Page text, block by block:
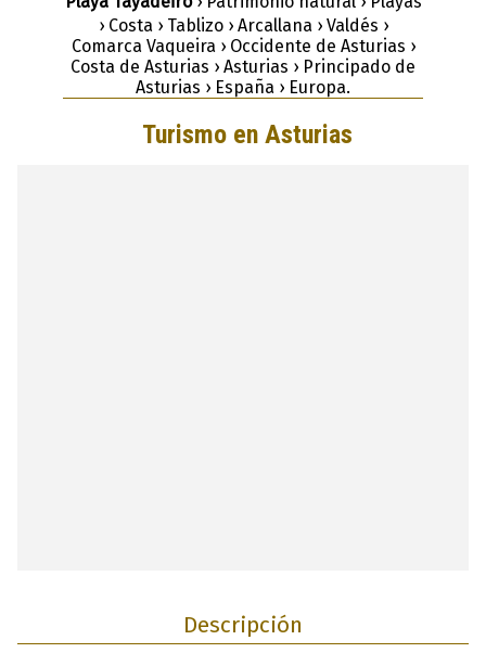
› Costa › Tablizo › Arcallana › Valdés ›
Comarca Vaqueira › Occidente de Asturias ›
Costa de Asturias › Asturias › Principado de
Asturias › España › Europa.
Descripción